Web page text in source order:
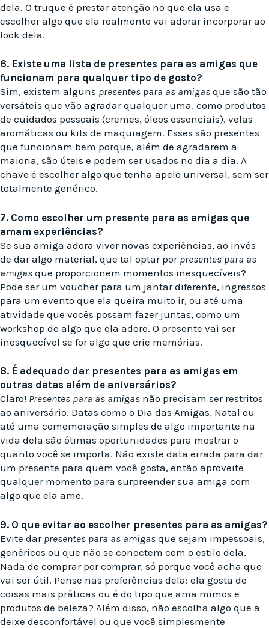
dela. O truque é prestar atenção no que ela usa e
escolher algo que ela realmente vai adorar incorporar ao
look dela.
6. Existe uma lista de presentes para as amigas que
funcionam para qualquer tipo de gosto?
Sim, existem alguns presentes para as amigas que são tão
versáteis que vão agradar qualquer uma, como produtos
de cuidados pessoais (cremes, óleos essenciais), velas
aromáticas ou kits de maquiagem. Esses são presentes
que funcionam bem porque, além de agradarem a
maioria, são úteis e podem ser usados no dia a dia. A
chave é escolher algo que tenha apelo universal, sem ser
totalmente genérico.
7. Como escolher um presente para as amigas que
amam experiências?
Se sua amiga adora viver novas experiências, ao invés
de dar algo material, que tal optar por presentes para as
amigas que proporcionem momentos inesquecíveis?
Pode ser um voucher para um jantar diferente, ingressos
para um evento que ela queira muito ir, ou até uma
atividade que vocês possam fazer juntas, como um
workshop de algo que ela adore. O presente vai ser
inesquecível se for algo que crie memórias.
8. É adequado dar presentes para as amigas em
outras datas além de aniversários?
Claro! Presentes para as amigas não precisam ser restritos
ao aniversário. Datas como o Dia das Amigas, Natal ou
até uma comemoração simples de algo importante na
vida dela são ótimas oportunidades para mostrar o
quanto você se importa. Não existe data errada para dar
um presente para quem você gosta, então aproveite
qualquer momento para surpreender sua amiga com
algo que ela ame.
9. O que evitar ao escolher presentes para as amigas?
Evite dar presentes para as amigas que sejam impessoais,
genéricos ou que não se conectem com o estilo dela.
Nada de comprar por comprar, só porque você acha que
vai ser útil. Pense nas preferências dela: ela gosta de
coisas mais práticas ou é do tipo que ama mimos e
produtos de beleza? Além disso, não escolha algo que a
deixe desconfortável ou que você simplesmente